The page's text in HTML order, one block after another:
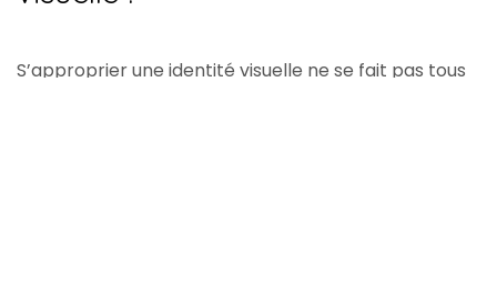
S’approprier une identité visuelle ne se fait pas tous